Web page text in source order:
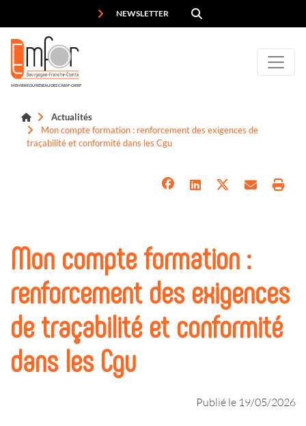
NEWSLETTER
MEMBRE DU RÉSEAU DES CARIF-OREF
Actualités
Mon compte formation : renforcement des exigences de
traçabilité et conformité dans les Cgu
Mon compte formation :
renforcement des exigences
de traçabilité et conformité
dans les Cgu
Publié le 19/05/2026
Panneau de gestion des cookies